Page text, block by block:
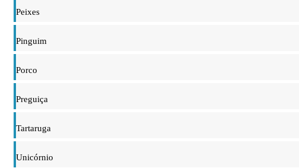
Peixes
Pinguim
Porco
Preguiça
Tartaruga
Unicórnio